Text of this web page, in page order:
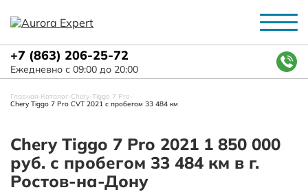
+7 (863) 206-25-72
Ежедневно с 09:00 до 20:00
Главная-Каталог-Chery-Tiggo 7 Pro-
Chery Tiggo 7 Pro CVT 2021 с пробегом 33 484 км
Chery Tiggo 7 Pro 2021 1 850 000
руб. с пробегом 33 484 км в г.
Ростов-на-Дону